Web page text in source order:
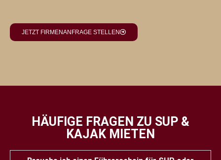
JETZT FIRMENANFRAGE STELLEN
HÄUFIGE FRAGEN ZU SUP &
KAJAK MIETEN